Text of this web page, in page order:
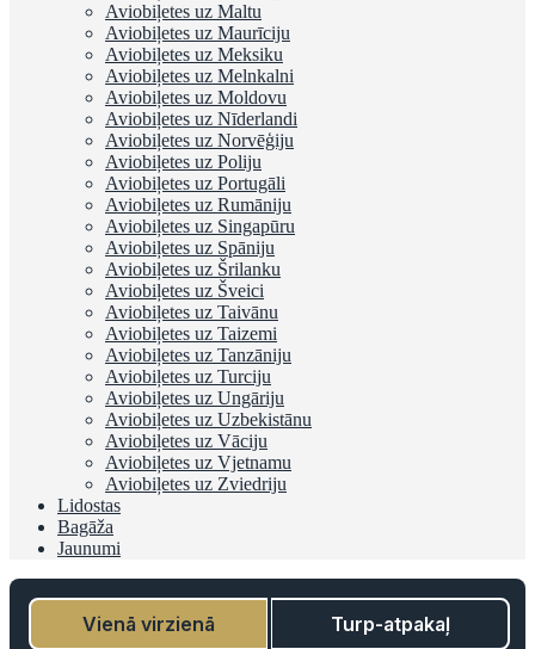
Aviobiļetes uz Maltu
Aviobiļetes uz Maurīciju
Aviobiļetes uz Meksiku
Aviobiļetes uz Melnkalni
Aviobiļetes uz Moldovu
Aviobiļetes uz Nīderlandi
Aviobiļetes uz Norvēģiju
Aviobiļetes uz Poliju
Aviobiļetes uz Portugāli
Aviobiļetes uz Rumāniju
Aviobiļetes uz Singapūru
Aviobiļetes uz Spāniju
Aviobiļetes uz Šrilanku
Aviobiļetes uz Šveici
Aviobiļetes uz Taivānu
Aviobiļetes uz Taizemi
Aviobiļetes uz Tanzāniju
Aviobiļetes uz Turciju
Aviobiļetes uz Ungāriju
Aviobiļetes uz Uzbekistānu
Aviobiļetes uz Vāciju
Aviobiļetes uz Vjetnamu
Aviobiļetes uz Zviedriju
Lidostas
Bagāža
Jaunumi
Vienā virzienā Turp-atpakaļ